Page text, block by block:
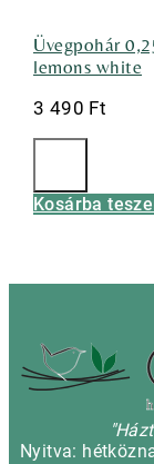
Üvegpohár
lemons white
3 490 Ft
Kosárba
h
Nyitva: